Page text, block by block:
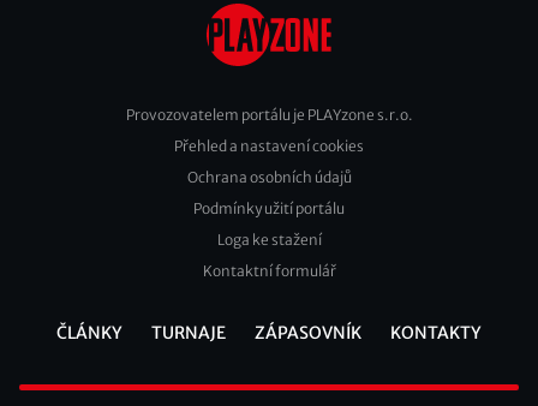
Footer
Provozovatelem portálu je PLAYzone s.r.o.
Přehled a nastavení cookies
Ochrana osobních údajů
Podmínky užití portálu
Loga ke stažení
Kontaktní formulář
ČLÁNKY TURNAJE ZÁPASOVNÍK KONTAKTY